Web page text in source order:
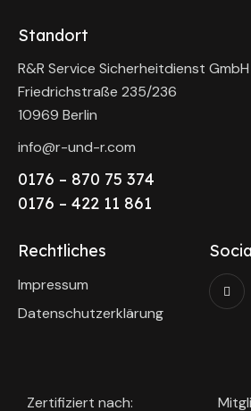
Standort
R&R Service Sicherheitdienst
Friedrichstraße 235/236
10969 Berlin
info@r-und-r.com
0176 – 870 75 374
0176 – 422 11 861
Rechtliches
Impressum
Datenschutzerklärung
Zertifiziert nach: